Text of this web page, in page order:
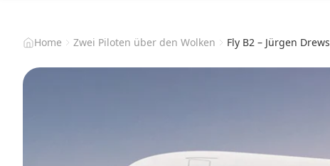
Home Zwei Piloten über den Wolken Fly B2 – Jürgen Drews